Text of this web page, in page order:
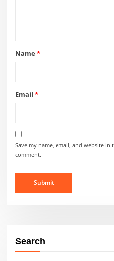
Name *
Email *
Save my name, email, and website
comment.
Search